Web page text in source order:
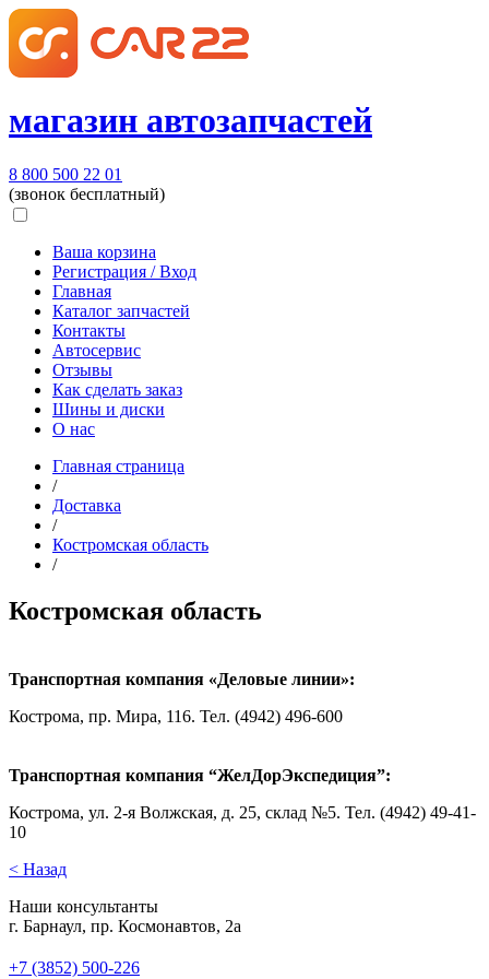
магазин автозапчастей
8 800 500 22 01
(звонок бесплатный)
Ваша корзина
Регистрация / Вход
Главная
Каталог запчастей
Контакты
Автосервис
Отзывы
Как сделать заказ
Шины и диски
О нас
Главная страница
/
Доставка
/
Костромская область
/
Костромская область
Транспортная компания «Деловые линии»:
Кострома, пр. Мира, 116. Тел. (4942) 496-600
Транспортная компания “ЖелДорЭкспедиция”:
Кострома, ул. 2-я Волжская, д. 25, склад №5. Тел. (4942) 49-41-
10
< Назад
Наши консультанты
г. Барнаул, пр. Космонавтов, 2а
+7 (3852) 500-226